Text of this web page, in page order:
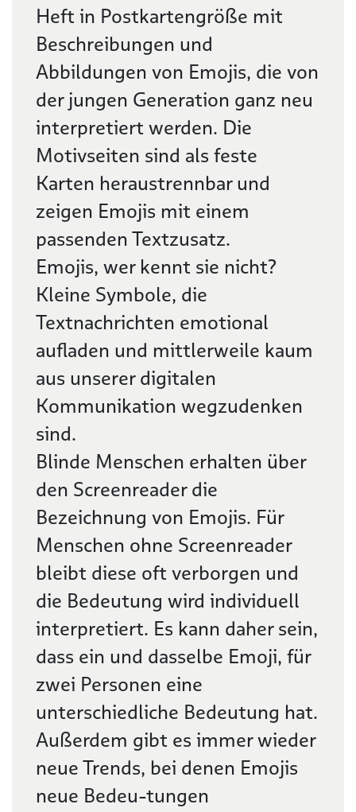
Beschreibung
Heft in Postkartengröße mit
Beschreibungen und
Abbildungen von Emojis, die von
der jungen Generation ganz neu
interpretiert werden. Die
Motivseiten sind als feste
Karten heraustrennbar und
zeigen Emojis mit einem
passenden Textzusatz.
Emojis, wer kennt sie nicht?
Kleine Symbole, die
Textnachrichten emotional
aufladen und mittlerweile kaum
aus unserer digitalen
Kommunikation wegzudenken
sind.
Blinde Menschen erhalten über
den Screenreader die
Bezeichnung von Emojis. Für
Menschen ohne Screenreader
bleibt diese oft verborgen und
die Bedeutung wird individuell
interpretiert. Es kann daher sein,
dass ein und dasselbe Emoji, für
zwei Personen eine
unterschiedliche Bedeutung hat.
Außerdem gibt es immer wieder
neue Trends, bei denen Emojis
neue Bedeu-tungen